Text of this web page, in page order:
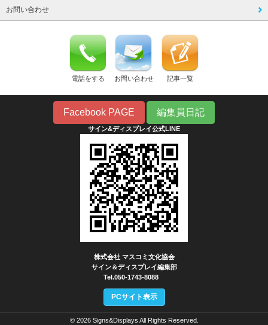
お問い合わせ
電話をする お問い合わせ 記事一覧
Facebook PAGE 編集員日記
サイン&ディスプレイ公式LINE
株式会社 マスコミ文化協会
サイン＆ディスプレイ編集部
Tel.050-1743-8088
PCサイト表示
© 2026 Signs&Displays All Rights Reserved.